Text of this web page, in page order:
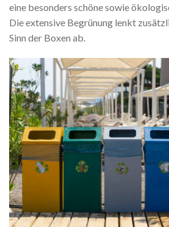
eine besonders schöne sowie
Die extensive Begrünung lenkt
Sinn der Boxen ab.